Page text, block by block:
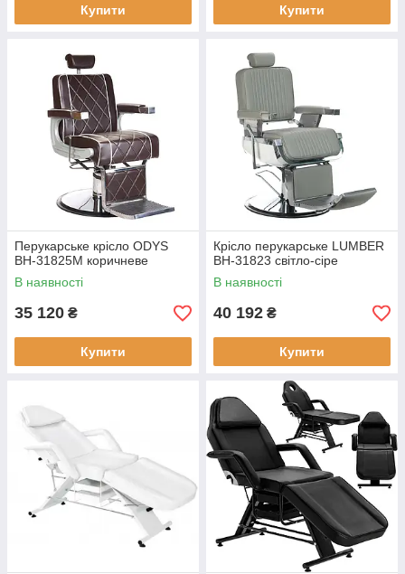
Купити Купити
Перукарське крісло ODYS
BH-31825M коричневе
В наявності
35 120 ₴
Купити
Крісло перукарське LUMBER
BH-31823 світло-сіре
В наявності
40 192 ₴
Купити